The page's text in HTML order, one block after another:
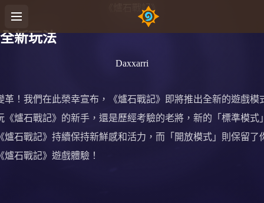
《爐石戰記》
全新玩法
Daxxarri
革！我們在此榮幸宣布，《爐石戰記》即將推出全新的遊戲模
《爐石戰記》的新手，還是歷經考驗的老將，新的「標準模式
爐石戰記》持續保持新鮮感和活力，而「開放模式」則保留了
爐石戰記》遊戲體驗！